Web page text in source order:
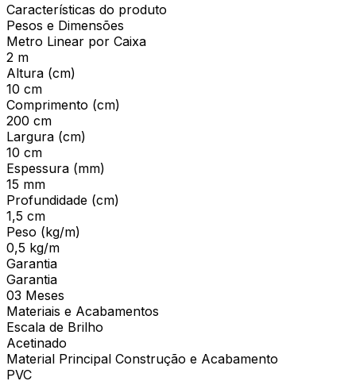
Características do produto
Pesos e Dimensões
Metro Linear por Caixa
2 m
Altura (cm)
10 cm
Comprimento (cm)
200 cm
Largura (cm)
10 cm
Espessura (mm)
15 mm
Profundidade (cm)
1,5 cm
Peso (kg/m)
0,5 kg/m
Garantia
Garantia
03 Meses
Materiais e Acabamentos
Escala de Brilho
Acetinado
Material Principal Construção e Acabamento
PVC